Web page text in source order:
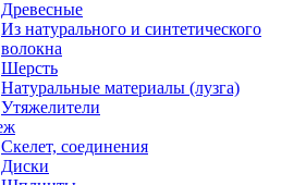
Древесные
Из натурального и синтетического
волокна
Шерсть
Натуральные материалы (лузга)
Утяжелители
Скелет, соединения
Диски